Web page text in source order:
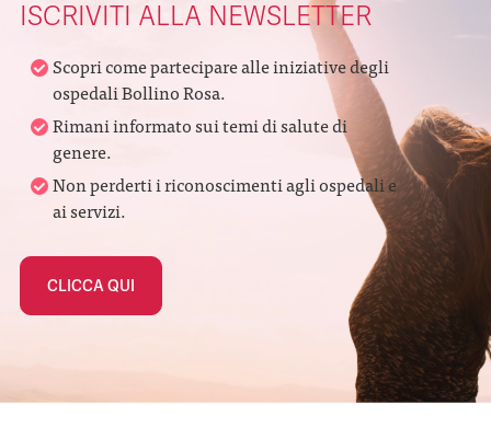
ISCRIVITI ALLA NEWSLETTER
Scopri come partecipare alle iniziative degli
ospedali Bollino Rosa.
Rimani informato sui temi di salute di
genere.
Non perderti i riconoscimenti agli ospedali e
ai servizi.
CLICCA QUI